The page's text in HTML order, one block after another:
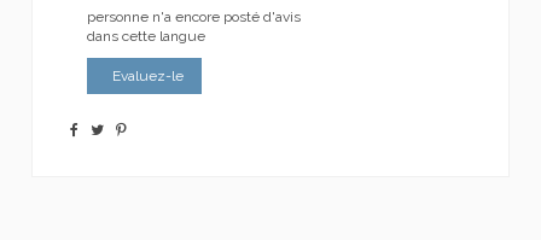
personne n'a encore posté d'avis
dans cette langue
Evaluez-le